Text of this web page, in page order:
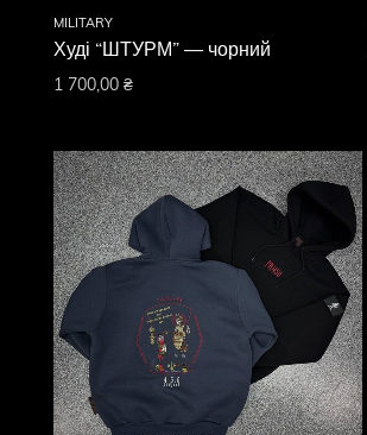
MILITARY
Худі “ШТУРМ” — чорний
1 700,00₴